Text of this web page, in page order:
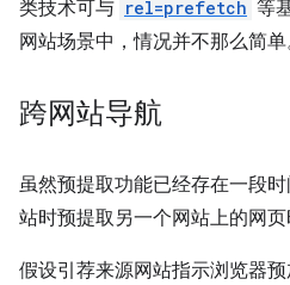
类技术可与 rel=prefetch 等
网站场景中，情况并不那么简单
跨网站导航
虽然预提取功能已经存在一段
站时预提取另一个网站上的网页
假设引荐来源网站指示浏览器预